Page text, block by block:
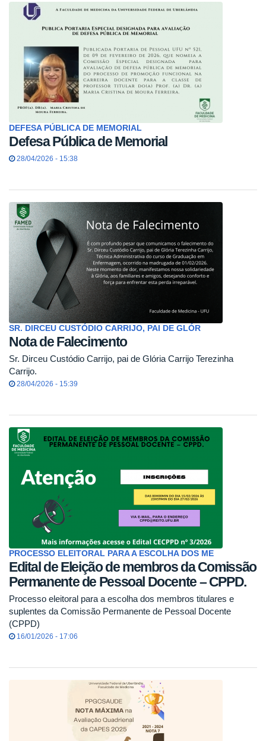
DEFESA PÚBLICA DE MEMORIAL
Defesa Pública de Memorial
28/04/2026 - 15:38
SR. DIRCEU CUSTÓDIO CARRIJO, PAI DE GLÓR
Nota de Falecimento
Sr. Dirceu Custódio Carrijo, pai de Glória Carrijo Terezinha
Carrijo.
28/04/2026 - 15:39
PROCESSO ELEITORAL PARA A ESCOLHA DOS ME
Edital de Eleição de membros da Comissão
Permanente de Pessoal Docente – CPPD.
Processo eleitoral para a escolha dos membros titulares e
suplentes da Comissão Permanente de Pessoal Docente
(CPPD)
16/01/2026 - 17:06